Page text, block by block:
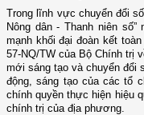
Trong lĩnh vực chuyển đổi
Nông dân - Thanh niên
mạnh khối đại đoàn kết
57-NQ/TW của Bộ Chính trị
mới sáng tạo và chuyển đổi
động, sáng tạo của các tổ
chính quyền thực hiện hiệu
chính trị của địa phương.